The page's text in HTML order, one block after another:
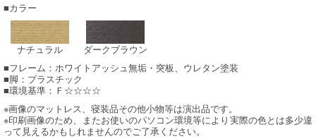
■カラー
ナチュラル
ダークブラウン
■フレーム：ホワイトアッシュ無垢・突板、ウレタン塗装
■脚：プラスチック
■環境基準：Ｆ☆☆☆☆
※画像のマットレス、寝装品その他小物等は演出品です。
※印刷画像のため、またお使いのパソコン環境等により実際の色とは多少違
って見えるかもしれませんのでご了承ください。